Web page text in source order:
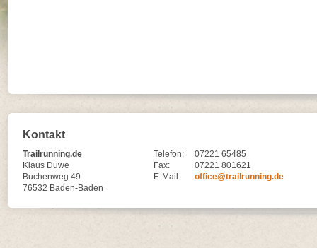
Kontakt
Trailrunning.de
Klaus Duwe
Buchenweg 49
76532 Baden-Baden
Telefon:
07221 65485
Fax:
07221 801621
E-Mail:
office@trailrunning.de